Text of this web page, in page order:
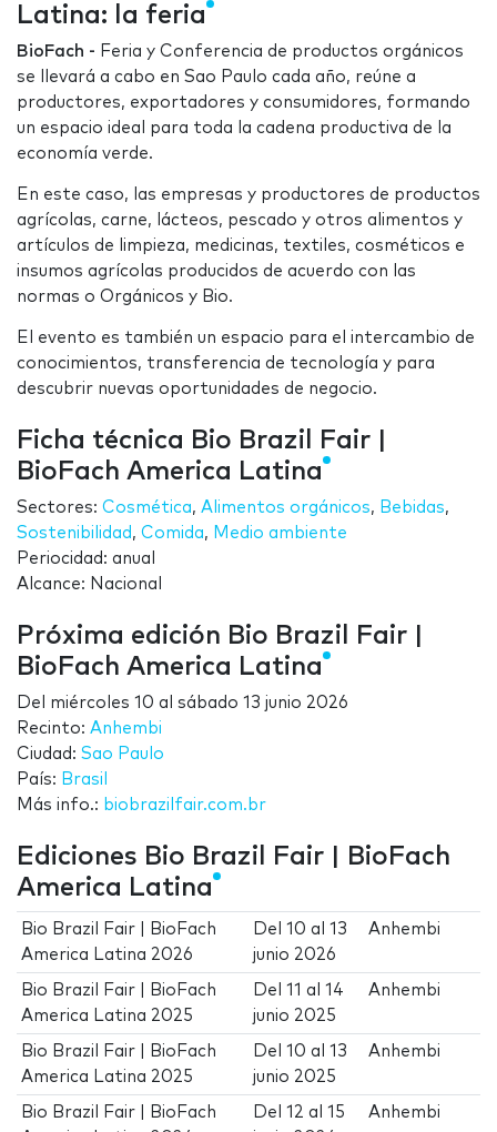
Latina: la feria
BioFach - Feria y Conferencia de productos orgánicos
se llevará a cabo en Sao Paulo cada año, reúne a
productores, exportadores y consumidores, formando
un espacio ideal para toda la cadena productiva de la
economía verde.
En este caso, las empresas y productores de productos
agrícolas, carne, lácteos, pescado y otros alimentos y
artículos de limpieza, medicinas, textiles, cosméticos e
insumos agrícolas producidos de acuerdo con las
normas o Orgánicos y Bio.
El evento es también un espacio para el intercambio de
conocimientos, transferencia de tecnología y para
descubrir nuevas oportunidades de negocio.
Ficha técnica Bio Brazil Fair |
BioFach America Latina
Sectores: Cosmética, Alimentos orgánicos, Bebidas,
Sostenibilidad , Comida, Medio ambiente
Periocidad: anual
Alcance: Nacional
Próxima edición Bio Brazil Fair |
BioFach America Latina
Del miércoles 10 al sábado 13 junio 2026
Recinto: Anhembi
Ciudad: Sao Paulo
País: Brasil
Más info.: biobrazilfair.com.br
Ediciones Bio Brazil Fair | BioFach
America Latina
Bio Brazil Fair | BioFach
America Latina 2026
Del10 al13
junio 2026
Anhembi
Bio Brazil Fair | BioFach
America Latina 2025
Del11 al14
junio 2025
Anhembi
Bio Brazil Fair | BioFach
America Latina 2025
Del10 al13
junio 2025
Anhembi
Bio Brazil Fair | BioFach
Del12 al15
Anhembi